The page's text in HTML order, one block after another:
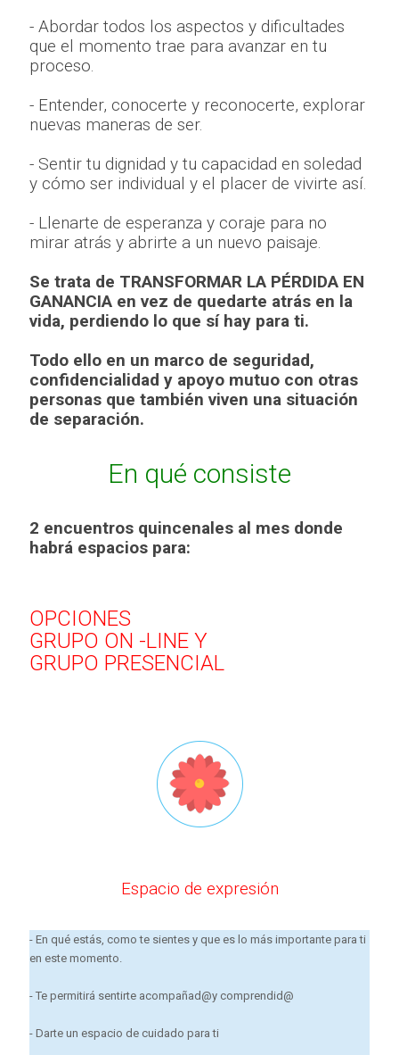
- Abordar todos los aspectos y dificultades
que el momento trae para avanzar en tu
proceso.
- Entender, conocerte y reconocerte, explorar
nuevas maneras de ser.
- Sentir tu dignidad y tu capacidad en soledad
y cómo ser individual y el placer de vivirte así.
- Llenarte de esperanza y coraje para no
mirar atrás y abrirte a un nuevo paisaje.
Se trata de TRANSFORMAR LA PÉRDIDA EN
GANANCIA en vez de quedarte atrás en la
vida, perdiendo lo que sí hay para ti.
Todo ello en un marco de seguridad,
confidencialidad y apoyo mutuo con otras
personas que también viven una situación
de separación.
En qué consiste
2 encuentros quincenales al mes donde
habrá espacios para:
OPCIONES
GRUPO ON -LINE Y
GRUPO PRESENCIAL
Espacio de expresión
- En qué estás, como te sientes y que es lo más importante para ti
en este momento.
- Te permitirá sentirte acompañad@y comprendid@
- Darte un espacio de cuidado para ti